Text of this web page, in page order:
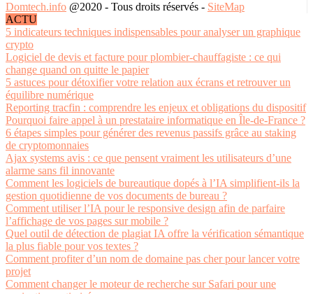
Domtech.info @2020 - Tous droits réservés - SiteMap
ACTU
5 indicateurs techniques indispensables pour analyser un graphique
crypto
Logiciel de devis et facture pour plombier-chauffagiste : ce qui
change quand on quitte le papier
5 astuces pour détoxifier votre relation aux écrans et retrouver un
équilibre numérique
Reporting tracfin : comprendre les enjeux et obligations du dispositif
Pourquoi faire appel à un prestataire informatique en Île-de-France ?
6 étapes simples pour générer des revenus passifs grâce au staking
de cryptomonnaies
Ajax systems avis : ce que pensent vraiment les utilisateurs d’une
alarme sans fil innovante
Comment les logiciels de bureautique dopés à l’IA simplifient-ils la
gestion quotidienne de vos documents de bureau ?
Comment utiliser l’IA pour le responsive design afin de parfaire
l’affichage de vos pages sur mobile ?
Quel outil de détection de plagiat IA offre la vérification sémantique
la plus fiable pour vos textes ?
Comment profiter d’un nom de domaine pas cher pour lancer votre
projet
Comment changer le moteur de recherche sur Safari pour une